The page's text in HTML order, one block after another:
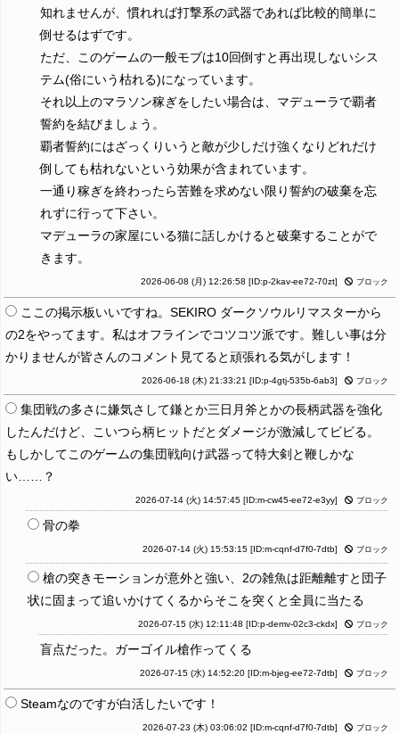
知れませんが、慣れれば打撃系の武器であれば比較的簡単に
倒せるはずです。
ただ、このゲームの一般モブは10回倒すと再出現しないシス
テム(俗にいう枯れる)になっています。
それ以上のマラソン稼ぎをしたい場合は、マデューラで覇者
誓約を結びましょう。
覇者誓約にはざっくりいうと敵が少しだけ強くなりどれだけ
倒しても枯れないという効果が含まれています。
一通り稼ぎを終わったら苦難を求めない限り誓約の破棄を忘
れずに行って下さい。
マデューラの家屋にいる猫に話しかけると破棄することがで
きます。
2026-06-08 (月) 12:26:58 [ID:p-2kav-ee72-70zt] ブロック
ここの掲示板いいですね。SEKIRO ダークソウルリマスターから
の2をやってます。私はオフラインでコツコツ派です。難しい事は分
かりませんが皆さんのコメント見てると頑張れる気がします！
2026-06-18 (木) 21:33:21 [ID:p-4gtj-535b-6ab3] ブロック
集団戦の多さに嫌気さして鎌とか三日月斧とかの長柄武器を強化
したんだけど、こいつら柄ヒットだとダメージが激減してビビる。
もしかしてこのゲームの集団戦向け武器って特大剣と鞭しかな
い……？
2026-07-14 (火) 14:57:45 [ID:m-cw45-ee72-e3yy] ブロック
骨の拳
2026-07-14 (火) 15:53:15 [ID:m-cqnf-d7f0-7dtb] ブロック
槍の突きモーションが意外と強い、2の雑魚は距離離すと団子
状に固まって追いかけてくるからそこを突くと全員に当たる
2026-07-15 (水) 12:11:48 [ID:p-demv-02c3-ckdx] ブロック
盲点だった。ガーゴイル槍作ってくる
2026-07-15 (水) 14:52:20 [ID:m-bjeg-ee72-7dtb] ブロック
Steamなのですが白活したいです！
2026-07-23 (木) 03:06:02 [ID:m-cqnf-d7f0-7dtb] ブロック